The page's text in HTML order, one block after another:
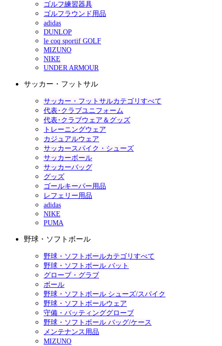
ゴルフ練習器具
ゴルフラウンド用品
adidas
DUNLOP
le coq sportif GOLF
MIZUNO
NIKE
UNDER ARMOUR
サッカー・フットサル
サッカー・フットサルカテゴリすべて
代表･クラブユニフォーム
代表･クラブウェア＆グッズ
トレーニングウェア
カジュアルウェア
サッカースパイク・シューズ
サッカーボール
サッカーバッグ
グッズ
ゴールキーパー用品
レフェリー用品
adidas
NIKE
PUMA
野球・ソフトボール
野球・ソフトボールカテゴリすべて
野球・ソフトボール バット
グローブ・グラブ
ボール
野球・ソフトボール シューズ/スパイク
野球・ソフトボールウェア
守備・バッティンググローブ
野球・ソフトボール バッグ/ケース
メンテナンス用品
MIZUNO